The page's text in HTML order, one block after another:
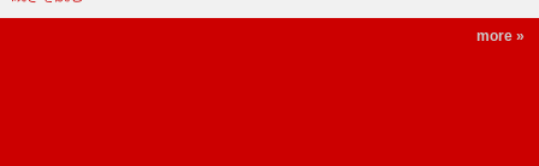
more »